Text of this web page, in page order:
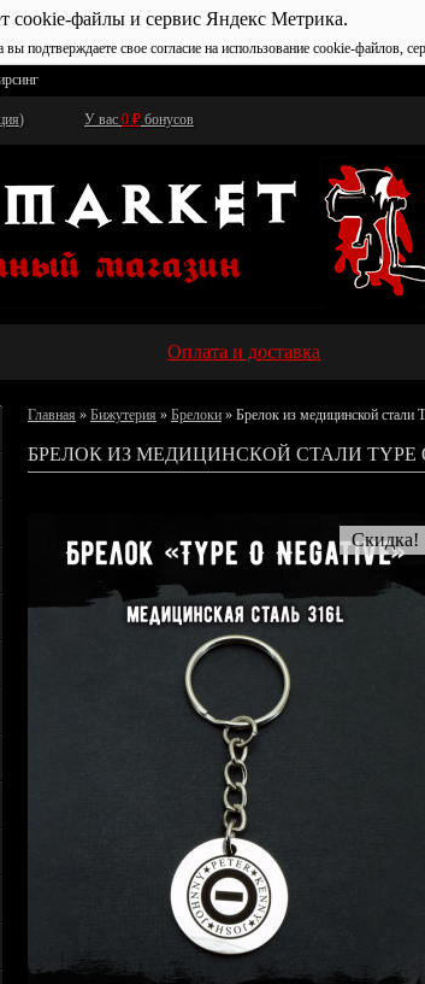
cookie-файлы и сервис Яндекс Метрика.
подтверждаете свое согласие на использование cookie-файлов,
) У вас 0 ₽ бонусов
Оплата и доставка
Главная » Бижутерия » Брелоки » Брелок из медицинской стали
БРЕЛОК ИЗ МЕДИЦИНСКОЙ СТАЛИ TYPE O
Скидка!